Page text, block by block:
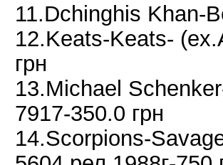
11.Dchinghis Khan-
12.Keats-Keats-
грн
13.Michael
7917-350.0 грн
14.Scorpions-